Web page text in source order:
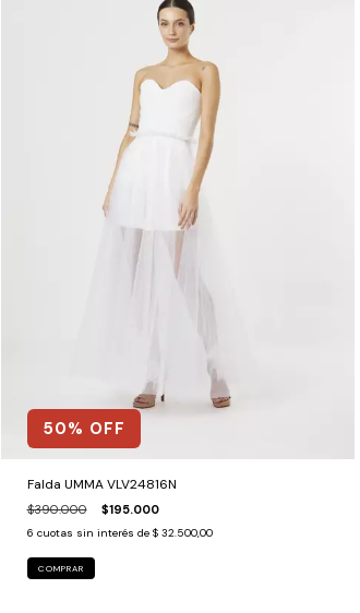
50% OFF
Falda UMMA VLV24816N
$390.000 $195.000
6 cuotas sin interés de $ 32.500,00
COMPRAR